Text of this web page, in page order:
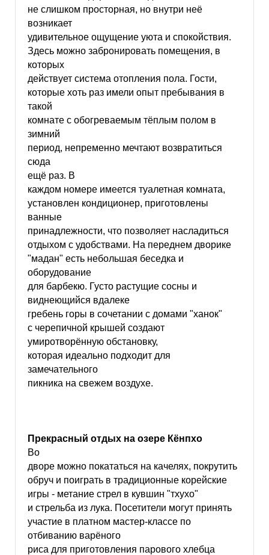
не слишком просторная, но внутри неё
возникает
удивительное ощущение уюта и спокойствия.
Здесь можно забронировать помещения, в
которых
действует система отопления пола. Гости,
которые хоть раз имели опыт пребывания в
такой
комнате с обогреваемым тёплым полом в
зимний
период, непременно мечтают возвратиться
сюда
ещё раз. В
каждом номере имеется туалетная комната,
установлен кондиционер, приготовлены
ванные
принадлежности, что позволяет насладиться
отдыхом с удобствами. На переднем дворике
"мадан" есть небольшая беседка и
оборудование
для барбекю. Густо растущие сосны и
виднеющийся вдалеке
гребень горы в сочетании с домами "ханок"
с черепичной крышей создают
умиротворённую обстановку,
которая идеально подходит для
замечательного
пикника на свежем воздухе.
Прекрасный отдых на озере Кёнпхо
Во
дворе можно покататься на качелях, покрутить
обруч и поиграть в традиционные корейские
игры - метание стрел в кувшин "тхухо"
и стрельба из лука. Посетители могут принять
участие в платном мастер-классе по
отбиванию варёного
риса для приготовления парового хлебца